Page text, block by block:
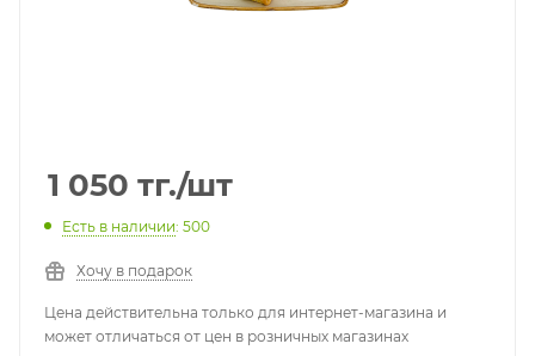
1 050 тг./шт
Есть в наличии: 500
Хочу в подарок
Цена действительна только для интернет-магазина и
может отличаться от цен в розничных магазинах